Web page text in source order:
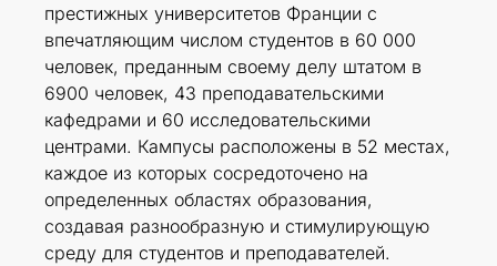
престижных университетов Франции с
впечатляющим числом студентов в 60 000
человек, преданным своему делу штатом в
6900 человек, 43 преподавательскими
кафедрами и 60 исследовательскими
центрами. Кампусы расположены в 52 местах,
каждое из которых сосредоточено на
определенных областях образования,
создавая разнообразную и стимулирующую
среду для студентов и преподавателей.